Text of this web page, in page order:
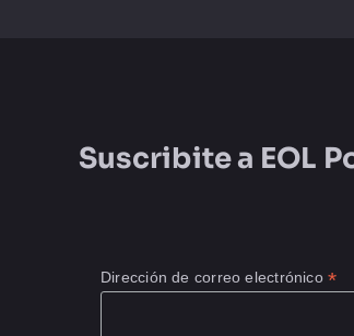
Suscribite a EOL
Dirección de correo electrónico*